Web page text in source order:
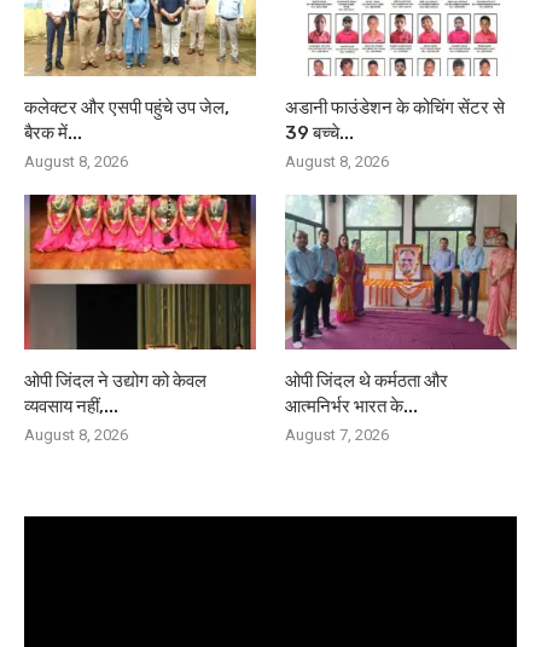
कलेक्टर और एसपी पहुंचे उप जेल,
बैरक में...
August 8, 2026
अडानी फाउंडेशन के कोचिंग सेंटर से
39 बच्चे...
August 8, 2026
ओपी जिंदल ने उद्योग को केवल
व्यवसाय नहीं,...
August 8, 2026
ओपी जिंदल थे कर्मठता और
आत्मनिर्भर भारत के...
August 7, 2026